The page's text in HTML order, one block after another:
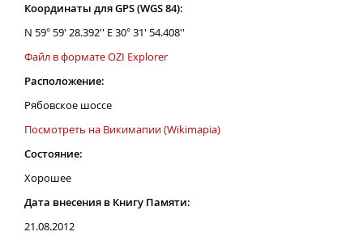
Координаты для GPS (WGS 84):
N 59° 59' 28.392'' E 30° 31' 54.408''
Файл в формате OZI Explorer
Расположение:
Рябовское шоссе
Посмотреть на Викимапии (Wikimapia)
Состояние:
Хорошее
Дата внесения в Книгу Памяти:
21.08.2012